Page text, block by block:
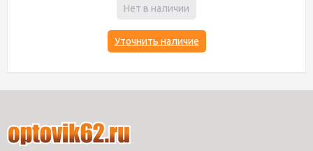
Нет в наличии
Уточнить наличие